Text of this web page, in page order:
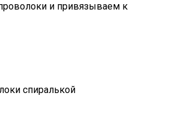
и привязываем к
спиралькой